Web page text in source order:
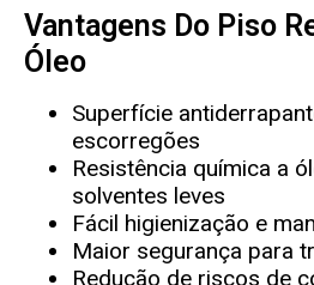
Vantagens Do Piso
Óleo
Superfície
escorregões
Resistência química a
solventes leves
Fácil higienização e
Maior segurança para
Redução de riscos de